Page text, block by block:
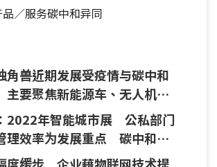
／服务碳中和异同
角兽近期发展受疫情与碳中和
要聚焦新能源车、无人机、
2022年智能城市展 公私部门
理效率为发展重点 碳中和与
动多元应用